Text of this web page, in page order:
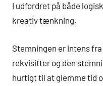
I udfordret på både
kreativ tænkning.
Stemningen er intens
rekvisitter og den
hurtigt til at glemme tid